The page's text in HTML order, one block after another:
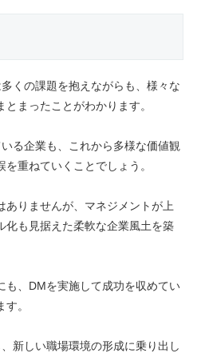
くの課題を抱えながらも、様々な
まったことがわかります。
る企業も、これから多様な価値観
重ねていくことでしょう。
ありませんが、マネジメントが上
化も見据えた柔軟な企業風土を築
も、DMを実施して成功を収めてい
。
新しい職場環境の形成に乗り出し